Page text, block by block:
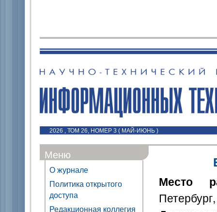
2026 , ТОМ 26, НОМЕР 3 ( МАЙ-ИЮНЬ )
Меню
О журнале
Политика открытого
доступа
Редакционная коллегия
Место